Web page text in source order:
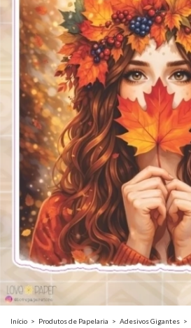
Início > Produtos de Papelaria > Adesivos Gigantes >